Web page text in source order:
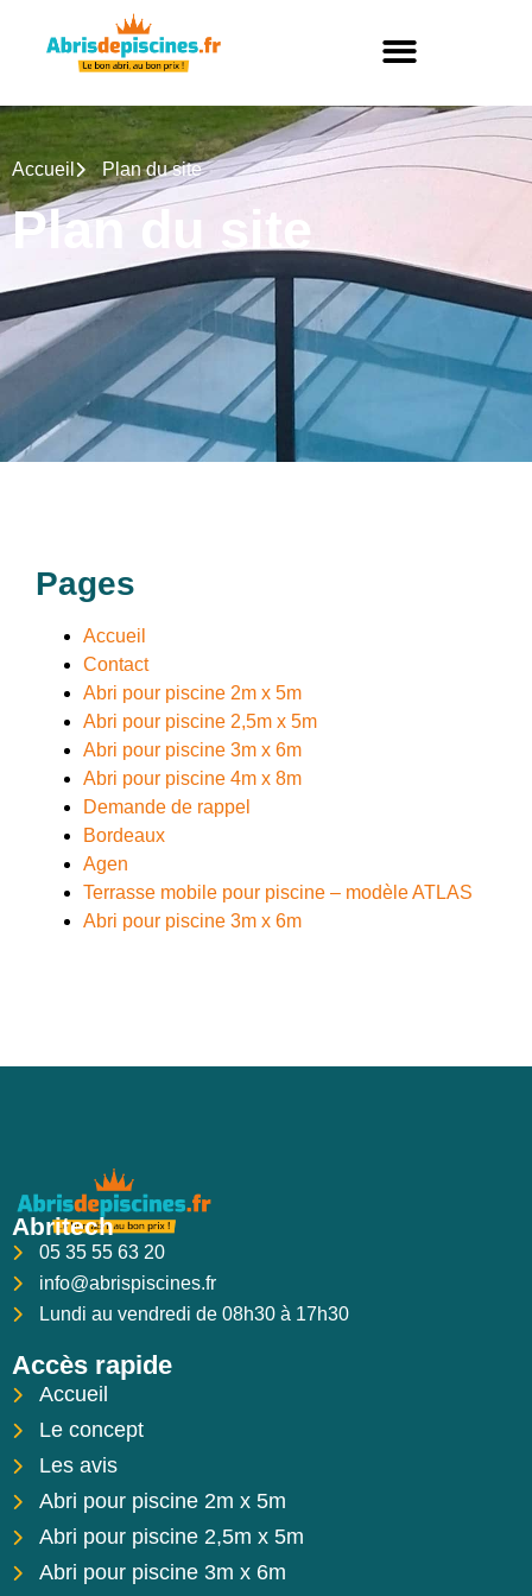
Accueil Plan du site
Plan du site
Pages
Accueil
Contact
Abri pour piscine 2m x 5m
Abri pour piscine 2,5m x 5m
Abri pour piscine 3m x 6m
Abri pour piscine 4m x 8m
Demande de rappel
Bordeaux
Agen
Terrasse mobile pour piscine – modèle ATLAS
Abri pour piscine 3m x 6m
Abritech
05 35 55 63 20
info@abrispiscines.fr
Lundi au vendredi de 08h30 à 17h30
Accès rapide
Accueil
Le concept
Les avis
Abri pour piscine 2m x 5m
Abri pour piscine 2,5m x 5m
Abri pour piscine 3m x 6m